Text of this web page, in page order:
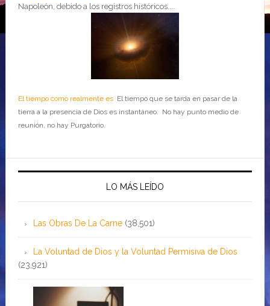
Napoleón, debido a los registros históricos....
El tiempo como realmente esEl tiempo que se tarda en pasar de la
tierra a la presencia de Dios es instantáneo. No hay punto medio de
reunión, no hay Purgatorio.
LO MÁS LEÍDO
Las Obras De La Carne (38,501)
La Voluntad de Dios y la Voluntad Permisiva de Dios
(23,921)